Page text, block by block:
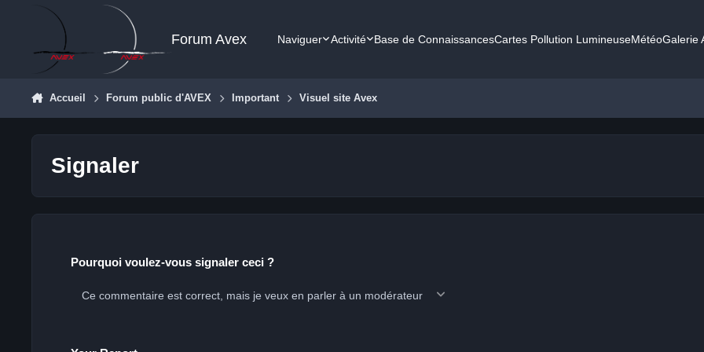
Aller au contenu
Forum Avex Naviguer Activité Base de ConnaissancesCartes Pollution LumineuseMétéoGalerie
Accueil Forum public d'AVEX Important Visuel site Avex
Signaler
Pourquoi voulez-vous signaler ceci ?